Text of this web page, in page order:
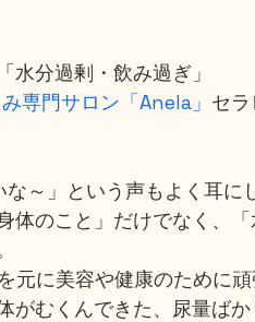
分過剰・飲み過ぎ」
専門サロン「Anela」 セ
～」という声もよく耳に
体のこと」だけでなく、
元に美容や健康のために
がむくんできた、尿量ば